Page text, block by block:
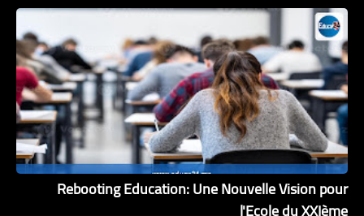
Rebooting Education: Une Nouvelle Vision pour